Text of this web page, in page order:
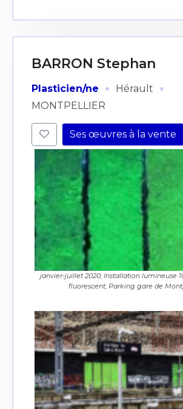
BARRON Stephan
Plasticien/ne · Hérault ·
MONTPELLIER
Ses œuvres à la vente
janvier-juillet 2020, Installation lumineuse
fluorescent, Parking gare de